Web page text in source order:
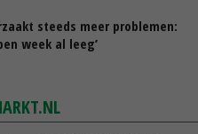
steeds meer problemen:
week al leeg’